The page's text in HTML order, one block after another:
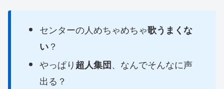
センターの人めちゃめちゃ歌うまくな
い？
やっぱり超人集団、なんでそんなに声
出る？